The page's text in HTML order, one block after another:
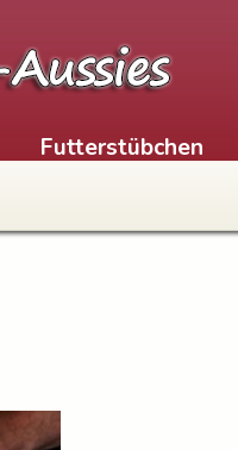
Futterstübchen